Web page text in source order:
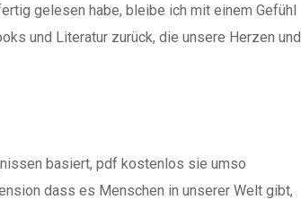
gelesen habe, bleibe ich mit einem Gefühl
und Literatur zurück, die unsere Herzen und
basiert, pdf kostenlos sie umso
dass es Menschen in unserer Welt gibt,